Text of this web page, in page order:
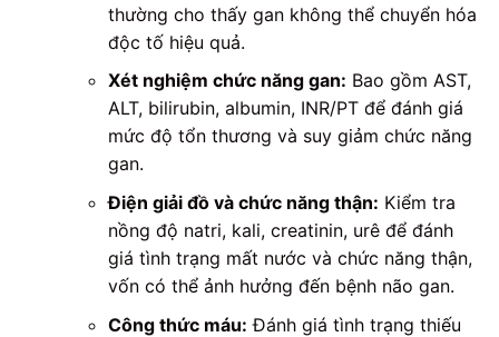
thường cho thấy gan không thể chuyển hóa
độc tố hiệu quả.
Xét nghiệm chức năng gan: Bao gồm AST,
ALT, bilirubin, albumin, INR/PT để đánh giá
mức độ tổn thương và suy giảm chức năng
gan.
Điện giải đồ và chức năng thận: Kiểm tra
nồng độ natri, kali, creatinin, urê để đánh
giá tình trạng mất nước và chức năng thận,
vốn có thể ảnh hưởng đến bệnh não gan.
Công thức máu: Đánh giá tình trạng thiếu